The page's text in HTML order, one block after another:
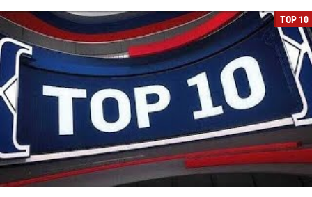
TOP 10